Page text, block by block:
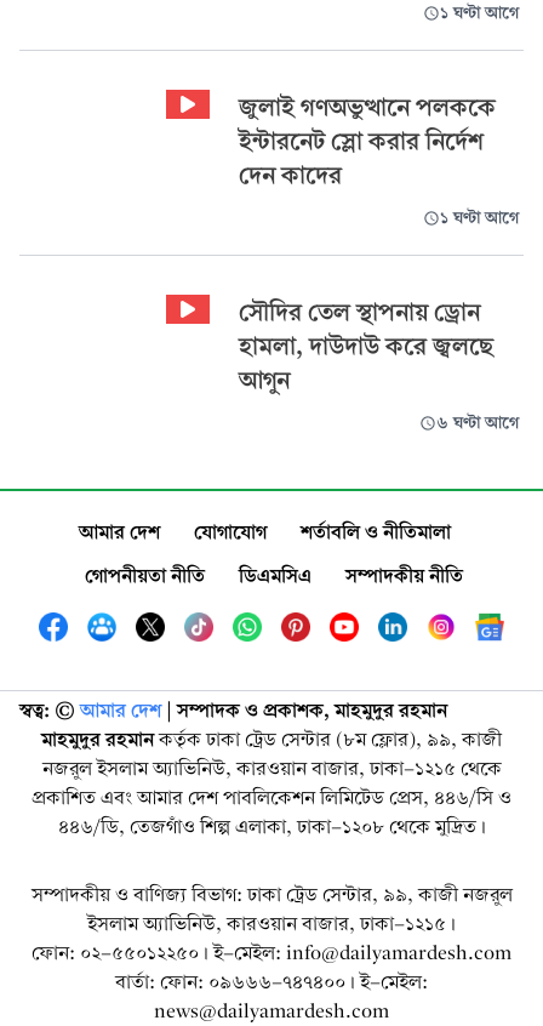
১ ঘণ্টা আগে
জুলাই গণঅভুত্থানে পলককে
ইন্টারনেট স্লো করার নির্দেশ
দেন কাদের
১ ঘণ্টা আগে
সৌদির তেল স্থাপনায় ড্রোন
হামলা, দাউদাউ করে জ্বলছে
আগুন
৬ ঘণ্টা আগে
আমার দেশ যোগাযোগ
শর্তাবলি ও নীতিমালা
গোপনীয়তা নীতি
ডিএমসিএ সম্পাদকীয় নীতি
স্বত্ব: ©️ আমার দেশ| সম্পাদক ও প্রকাশক, মাহমুদুর রহমান
মাহমুদুর রহমানকর্তৃক ঢাকা ট্রেড সেন্টার (৮ম ফ্লোর), ৯৯, কাজী
নজরুল ইসলাম অ্যাভিনিউ, কারওয়ান বাজার, ঢাকা-১২১৫ থেকে
প্রকাশিত এবং আমার দেশ পাবলিকেশন লিমিটেড প্রেস, ৪৪৬/সি ও
৪৪৬/ডি, তেজগাঁও শিল্প এলাকা, ঢাকা-১২০৮ থেকে মুদ্রিত।
সম্পাদকীয় ও বাণিজ্য বিভাগ: ঢাকা ট্রেড সেন্টার, ৯৯, কাজী নজরুল
ইসলাম অ্যাভিনিউ, কারওয়ান বাজার, ঢাকা-১২১৫।
ফোন: ০২-৫৫০১২২৫০। ই-মেইল: info@dailyamardesh.com
বার্তা: ফোন: ০৯৬৬৬-৭৪৭৪০০। ই-মেইল:
news@dailyamardesh.com